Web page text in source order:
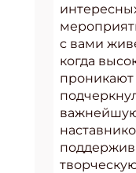
с вами
когда
проникают